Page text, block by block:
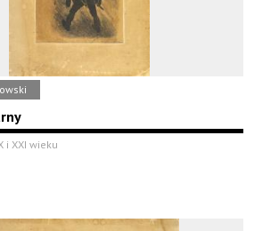
i XXI wieku